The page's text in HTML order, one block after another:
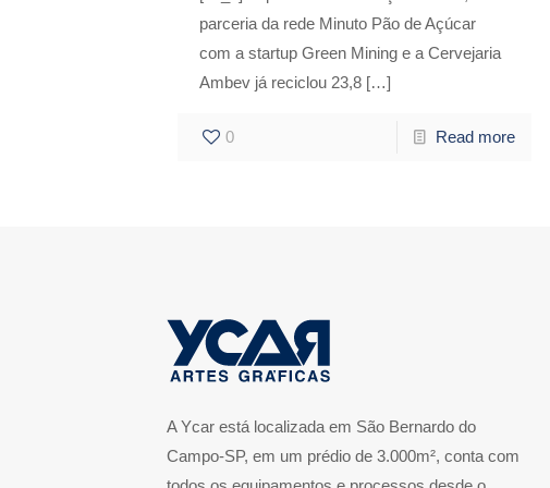
parceria da rede Minuto Pão de Açúcar
com a startup Green Mining e a Cervejaria
Ambev já reciclou 23,8[…]
0 Read more
A Ycar está localizada em São Bernardo do
Campo-SP, em um prédio de 3.000m², conta com